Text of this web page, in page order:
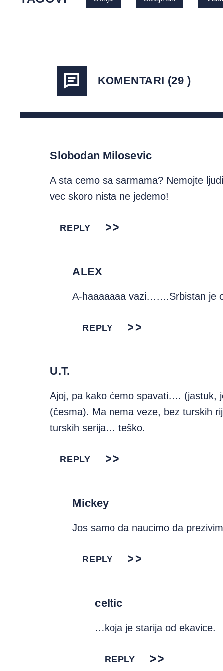
KOMENTARI (29 )
Slobodan Milosevic
A sta cemo sa sarmama? Nemojte
vec skoro nista ne jedemo!
REPLY
ALEX
A-haaaaaaa vazi…….Srbistan je
REPLY
U.T.
Ajoj, pa kako ćemo spavati…. (jastuk,
(česma). Ma nema veze, bez turskih
turskih serija… teško.
REPLY
Mickey
Jos samo da naucimo da
REPLY
celtic
…koja je starija od ekavice.
REPLY